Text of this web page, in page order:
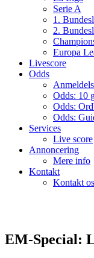
Serie A
1.
2.
Europa
Livescore
Odds
Odds: 10
Odds:
Odds:
Services
Live score
Annoncering
Mere info
Kontakt
Kontakt os
EM-Special: